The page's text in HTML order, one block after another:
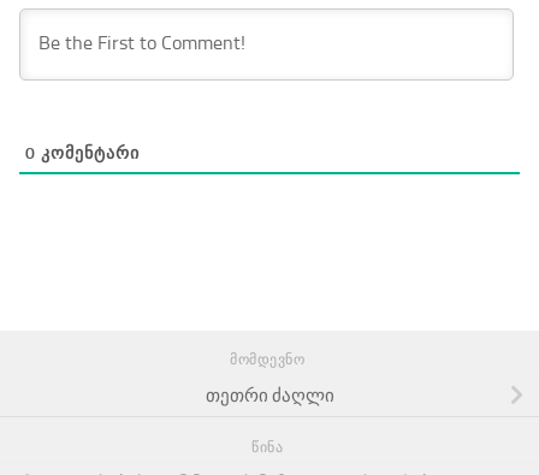
0 ᲙᲝᲛᲔᲜᲢᲐᲠᲘ
ᲛᲝᲛᲓᲔᲕᲜᲝ
თეთრი ძაღლი
ᲬᲘᲜᲐ